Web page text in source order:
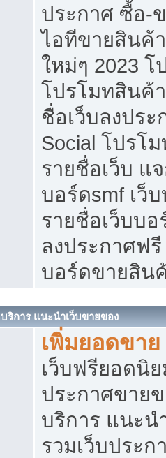
ประกาศ ซื้อ-
ไอทีขายสินค้
ใหม่ๆ 2023
โปรโมทสินค้
ชื่อเว็บลงปร
Social โปรโ
รายชื่อเว็บ แ
บอร์ดsmf เว็
รายชื่อเว็บบ
ลงประกาศฟรี
บอร์ดขายสิน
บริการ แนะนำเว็บขายของ
เพิ่มยอดขา
เว็บฟรียอดนิ
ประกาศขาย
บริการ แนะน
รวมเว็บประก